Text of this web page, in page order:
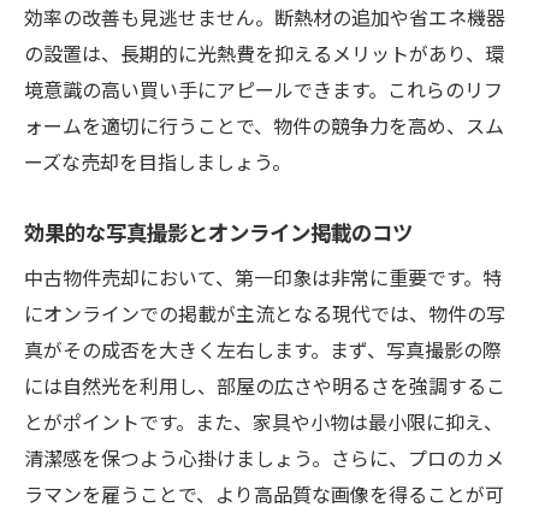
効率の改善も見逃せません。断熱材の追加や省エネ機器
の設置は、長期的に光熱費を抑えるメリットがあり、環
境意識の高い買い手にアピールできます。これらのリフ
ォームを適切に行うことで、物件の競争力を高め、スム
ーズな売却を目指しましょう。
効果的な写真撮影とオンライン掲載のコツ
中古物件売却において、第一印象は非常に重要です。特
にオンラインでの掲載が主流となる現代では、物件の写
真がその成否を大きく左右します。まず、写真撮影の際
には自然光を利用し、部屋の広さや明るさを強調するこ
とがポイントです。また、家具や小物は最小限に抑え、
清潔感を保つよう心掛けましょう。さらに、プロのカメ
ラマンを雇うことで、より高品質な画像を得ることが可